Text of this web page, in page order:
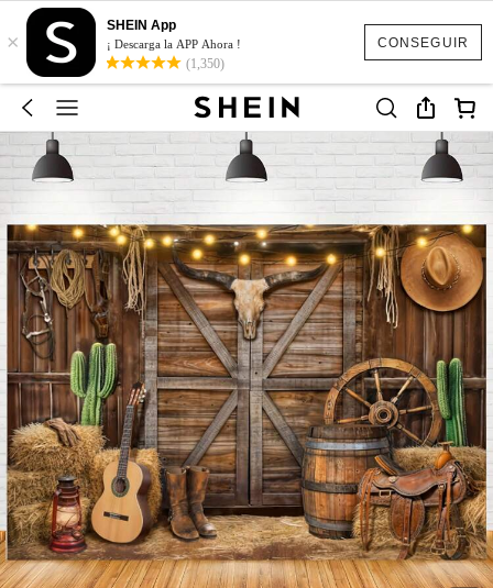
CONSEGUIR
×
SHEIN App
¡ Descarga la APP Ahora !
(1,350)